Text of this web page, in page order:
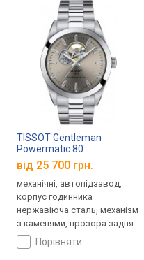
TISSOT Gentleman
Powermatic 80
T127.407.11.081.00
від 25 700 грн.
механічні, автопідзавод,
корпус годинника
нержавіюча сталь, механізм
з каменями, прозора задня
кришка, ремінець: браслет
сталь, WR 100, Швейцарія
порівняти